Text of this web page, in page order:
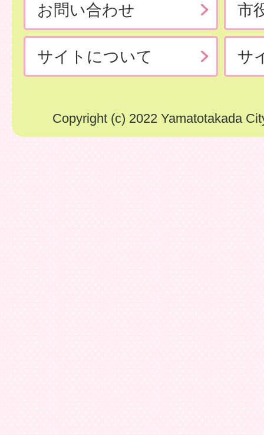
お問い合わせ 市
サイトについて サ
Copyright (c) 2022 Yamatotakada